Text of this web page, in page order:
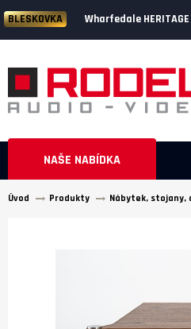
BLESKOVKA Wharfedale
NAŠE NABÍDKA
Úvod Produkty Nábytek, stojany,